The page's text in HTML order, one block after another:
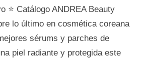
⭐ Catálogo ANDREA Beauty
lo último en cosmética coreana
sérums y parches de
piel radiante y protegida este